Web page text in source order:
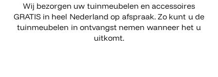
Wij bezorgen uw tuinmeubelen en accessoires
GRATIS in heel Nederland op afspraak. Zo kunt u de
tuinmeubelen in ontvangst nemen wanneer het u
uitkomt.